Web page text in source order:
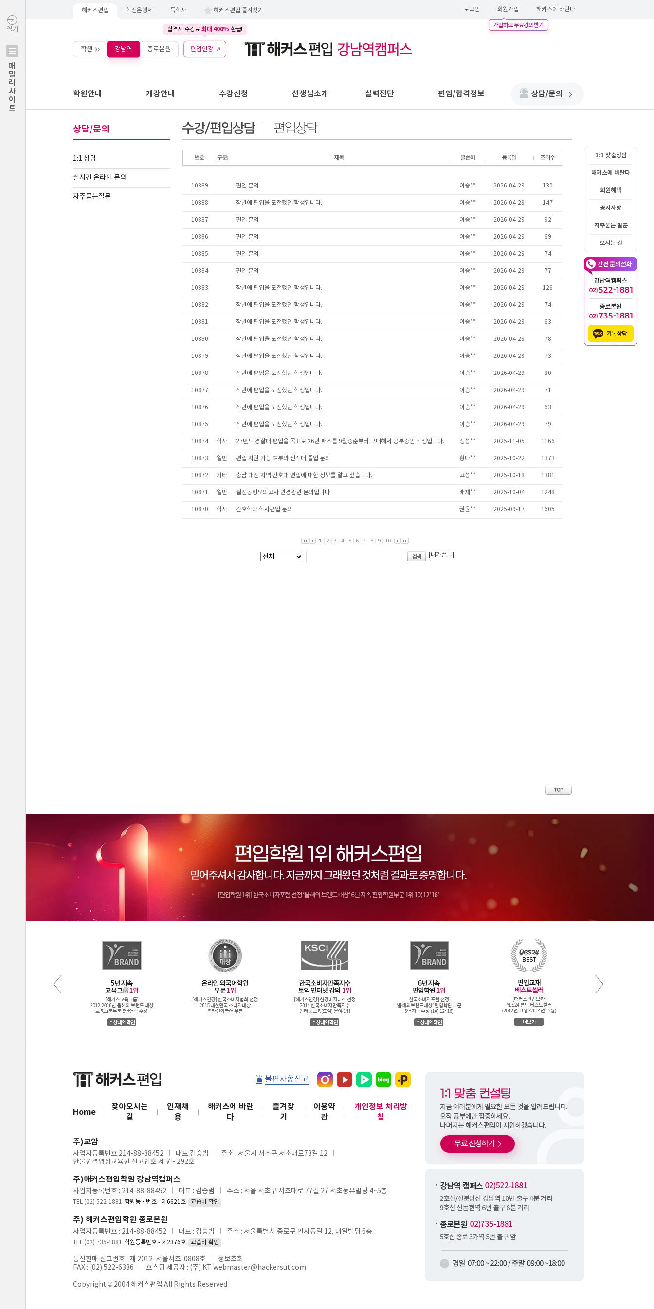
열기
패밀리사이트
해커스편입 학점은행제 독학사 해커스편입 즐겨찾기 로그인 회원가입 해커스에 바란다
합격시 수강료 최대 400% 환급!
학원 강남역 종로본원 편입인강
학원안내 개강안내 수강신청 선생님소개 실력진단 편입/합격정보 상담/문의
상담/문의
1:1 상담
실시간 온라인 문의
자주묻는질문
1:1 맞춤상담
해커스에 바란다
회원혜택
공지사항
자주묻는 질문
오시는 길
불편사항신고
Home
찾아오시는
길
인재채
용
해커스에 바란
다
즐겨찾
기
이용약
관
개인정보 처리방
침
주)교암
사업자등록번호:214-88-88452 대표:김승범
주소 : 서울시 서초구 서초대로73길 12
한울원격평생교육원 신고번호 제 원- 292호
주)해커스편입학원 강남역캠퍼스
사업자등록번호 : 214-88-88452 대표 : 김승범 주소 : 서울 서초구 서초대로 77길 27 서초동유빌딩 4~5층
TEL (02) 522-1881 학원등록번호 - 제6621호 교습비 확인
주) 해커스편입학원 종로본원
사업자등록번호 : 214-88-88452 대표 : 김승범 주소 : 서울특별시 종로구 인사동길 12, 대일빌딩 6층
TEL (02) 735-1881 학원등록번호 - 제2376호 교습비 확인
통신판매 신고번호 : 제 2012-서울서초-0808호
정보조회
FAX : (02) 522-6336
호스팅 제공자 : (주) KT webmaster@hackersut.com
Copyright © 2004 해커스편입 All Rights Reserved